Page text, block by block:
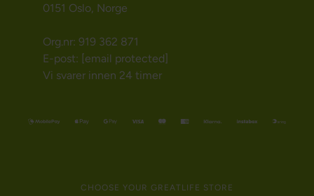
0151 Oslo, Norge
Org.nr: 919 362 871
E-post: [email protected]
Vi svarer innen 24 timer
CHOOSE YOUR GREATLIFE STORE